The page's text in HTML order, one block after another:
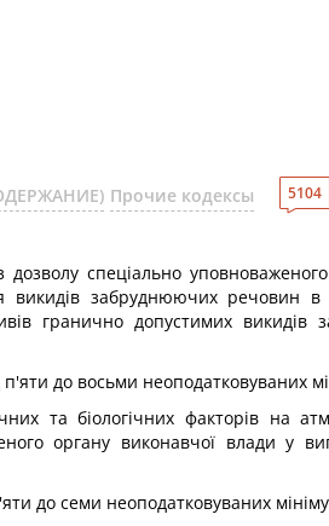
Прочие кодексы 5104
спеціально
забруднюючих речовин
гранично допустимих викидів
до восьми неоподатковуваних
та біологічних факторів на
органу виконавчої влади у
до семи неоподатковуваних